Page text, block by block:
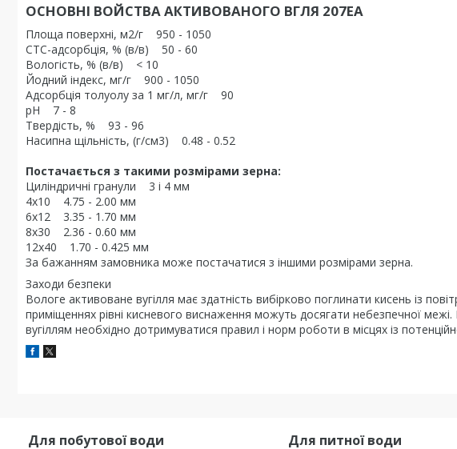
ОСНОВНІ ВОЙСТВА АКТИВОВАНОГО ВГЛЯ 207ЕА
Площа поверхні, м2/г 950 - 1050
CTC-адсорбція, % (в/в) 50 - 60
Вологість, % (в/в) < 10
Йодний індекс, мг/г 900 - 1050
Адсорбція толуолу за 1 мг/л, мг/г 90
pH 7 - 8
Твердість, % 93 - 96
Насипна щільність, (г/см3) 0.48 - 0.52
Постачається з такими розмірами зерна:
Циліндричні гранули 3 і 4 мм
4x10 4.75 - 2.00 мм
6x12 3.35 - 1.70 мм
8x30 2.36 - 0.60 мм
12x40 1.70 - 0.425 мм
За бажанням замовника може постачатися з іншими розмірами зерна.
Заходи безпеки
Вологе активоване вугілля має здатність вибірково поглинати кисень із
приміщеннях рівні кисневого виснаження можуть досягати небезпечної межі.
вугіллям необхідно дотримуватися правил і норм роботи в місцях із
Для побутової води Для питної води